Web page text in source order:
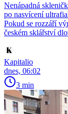
Nenápadná
po nasvícení
Pokud se rozzáří
českém sklářství
Kapitalio
dnes, 06:02
3 min